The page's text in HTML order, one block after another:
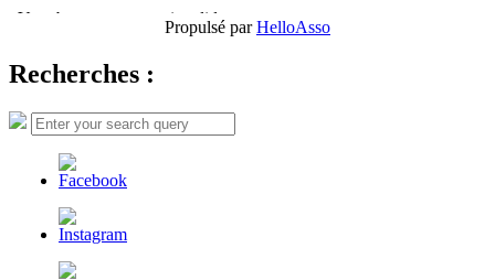
Propulsé parHelloAsso
Recherches :
Search
for:
Search